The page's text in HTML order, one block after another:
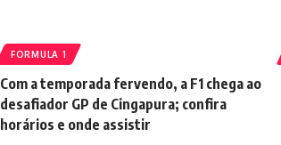
FORMULA 1
Com a temporada fervendo, a F1 chega ao
desafiador GP de Cingapura; confira
horários e onde assistir